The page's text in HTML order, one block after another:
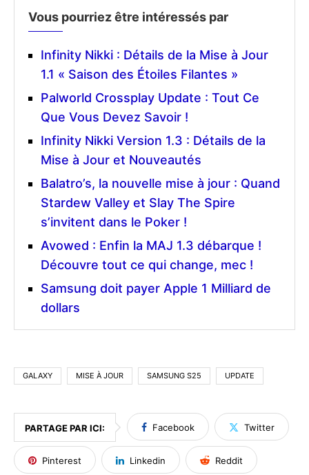
Vous pourriez être intéressés par
Infinity Nikki : Détails de la Mise à Jour
1.1 « Saison des Étoiles Filantes »
Palworld Crossplay Update : Tout Ce
Que Vous Devez Savoir !
Infinity Nikki Version 1.3 : Détails de la
Mise à Jour et Nouveautés
Balatro’s, la nouvelle mise à jour : Quand
Stardew Valley et Slay The Spire
s’invitent dans le Poker !
Avowed : Enfin la MAJ 1.3 débarque !
Découvre tout ce qui change, mec !
Samsung doit payer Apple 1 Milliard de
dollars
GALAXY MISE À JOUR SAMSUNG S25 UPDATE
PARTAGE PAR ICI: Facebook Twitter
Pinterest Linkedin Reddit